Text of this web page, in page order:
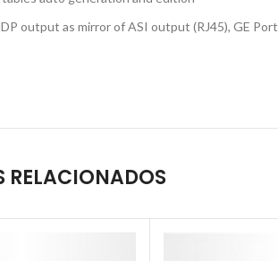
output as mirror of ASI output (RJ45), GE Port
RELACIONADOS